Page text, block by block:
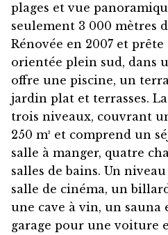
plages et vue
seulement 3 000 mètres
Rénovée en 2007 et
orientée plein sud, dans
offre une piscine, un
jardin plat et terrasses.
trois niveaux, couvrant
250 m² et comprend un
salle à manger, quatre
salles de bains. Un
salle de cinéma, un
une cave à vin, un sauna
garage pour une voiture